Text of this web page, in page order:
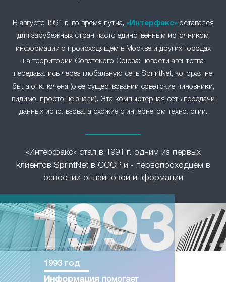
В августе 1991 г., во время путча, «Интерфакс»оставался
для зарубежных стран часто единственным источником
информации о происходящем в Москве и других городах
на территории Советского Союза: новости агентства
передавались через глобальную сеть SprintNet, которая не
была отключена (о ее существовании советские чиновники,
видимо, просто не знали). Эта компьютерная сеть передачи
данных использовала схожие с интернетом технологии.
«Интерфакс» стал в 1991 г. одним из первых
клиентов SprintNet в СССР и - первопроходцем в
освоении онлайновой информации
1993 год
Информация помогает